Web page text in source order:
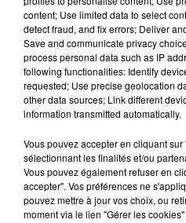
votre
de la...
vous !
content; Use limited data to select
detect fraud, and fix errors; Deliver
Save and communicate privacy
process personal data such as IP
following functionalities: Identify
requested; Use precise geolocation
other data sources; Link different
information transmitted automatically.
Vous pouvez accepter en cliquant
sélectionnant les finalités et/ou
Vous pouvez également refuser en
accepter". Vos préférences ne
pouvez mettre à jour vos choix, ou
moment via le lien "Gérer les